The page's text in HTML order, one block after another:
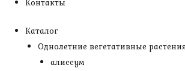
Контакты
Каталог
Однолетние вегетативные
алиссум